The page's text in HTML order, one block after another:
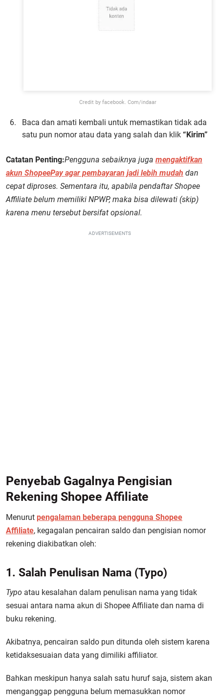
Credit by facebook. Com/indaar
Baca dan amati kembali untuk memastikan tidak ada
satu pun nomor atau data yang salah dan klik “Kirim”
Catatan Penting:Pengguna sebaiknya juga mengaktifkan
akun ShopeePay agar pembayaran jadi lebih mudah dan
cepat diproses. Sementara itu, apabila pendaftar Shopee
Affiliate belum memiliki NPWP, maka bisa dilewati (skip)
karena menu tersebut bersifat opsional.
ADVERTISEMENTS
Penyebab Gagalnya Pengisian
Rekening Shopee Affiliate
Menurut pengalaman beberapa pengguna Shopee
Affiliate, kegagalan pencairan saldo dan pengisian nomor
rekening diakibatkan oleh:
1. Salah Penulisan Nama (Typo)
Typo atau kesalahan dalam penulisan nama yang tidak
sesuai antara nama akun di Shopee Affiliate dan nama di
buku rekening.
Akibatnya, pencairan saldo pun ditunda oleh sistem karena
ketidaksesuaian data yang dimiliki affiliator.
Bahkan meskipun hanya salah satu huruf saja, sistem akan
menganggap pengguna belum memasukkan nomor